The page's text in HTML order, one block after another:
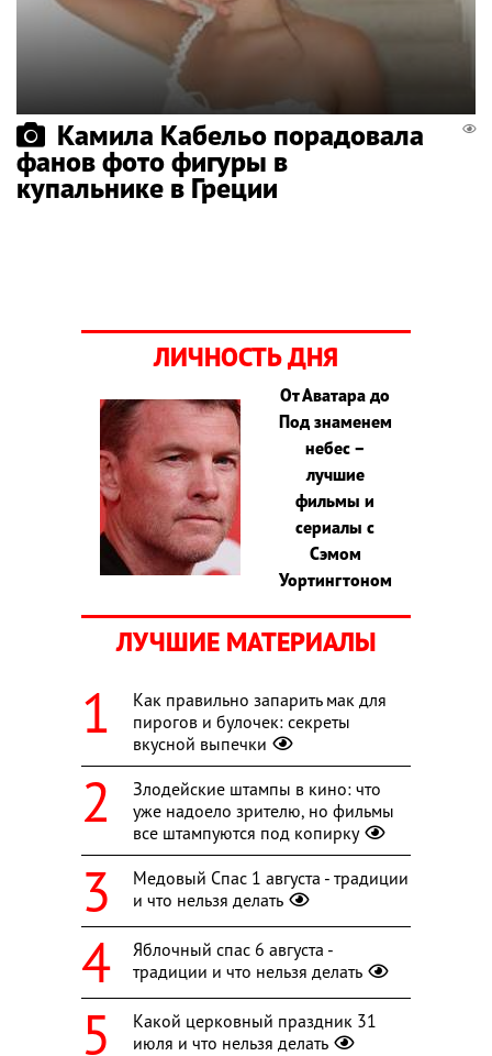
Камила Кабельо порадовала
фанов фото фигуры в
купальнике в Греции
ЛИЧНОСТЬ ДНЯ
От Аватара до
Под знаменем
небес –
лучшие
фильмы и
сериалы с
Сэмом
Уортингтоном
ЛУЧШИЕ МАТЕРИАЛЫ
Как правильно запарить мак для
пирогов и булочек: секреты
вкусной выпечки
Злодейские штампы в кино: что
уже надоело зрителю, но фильмы
все штампуются под копирку
Медовый Спас 1 августа - традиции
и что нельзя делать
Яблочный спас 6 августа -
традиции и что нельзя делать
Какой церковный праздник 31
июля и что нельзя делать